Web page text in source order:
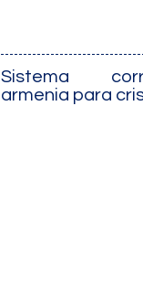
Sistema
armenia para